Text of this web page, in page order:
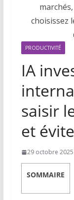
PRODUCTIVITÉ
IA
saisir
et
29 octobre 2025
SOMMAIRE